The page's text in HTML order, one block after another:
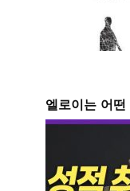
엘로이는 어